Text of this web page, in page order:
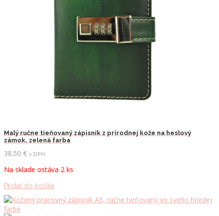
Malý ručne tieňovaný zápisník z prírodnej kože na heslový
zámok, zelená farba
38.50 € s DPH
Na sklade ostáva 2 ks
Pridať do košíka